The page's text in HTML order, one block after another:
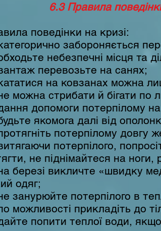
6.3 Правила
поведінки на кризі:
забороняється
небезпечні місця та
перевозьте на санях;
на ковзанах можна
можна стрибати й бігати по
допомоги потерпілому
якомога далі від
потерпілому
потерпілого,
не піднімайтеся на
березі викличте «швидку
одяг;
занурюйте потерпілого в
можливості прикладіть до
попити теплої води,